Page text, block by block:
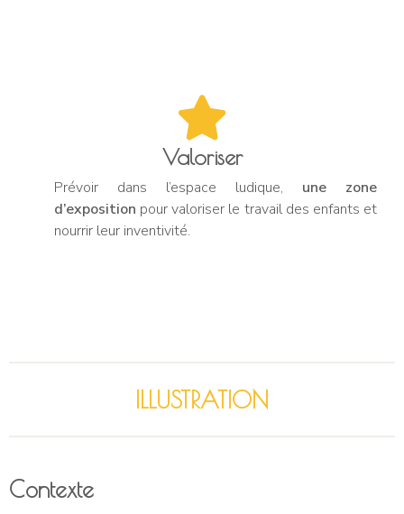
Valoriser
Prévoir dans l’espace ludique, une zone
d’exposition pour valoriser le travail des enfants et
nourrir leur inventivité.
ILLUSTRATION
Contexte